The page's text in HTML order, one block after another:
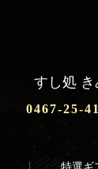
すし処 き
0467-25-